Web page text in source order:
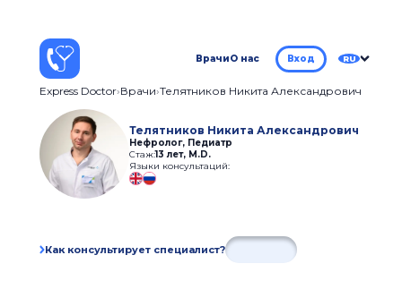
ВрачиО нас Вход RU
Express Doctor Врачи Телятников Никита Александрович
Телятников Никита Александрович
Нефролог, Педиатр
Стаж:13 лет, M.D.
Языки консультаций:
Как консультирует специалист?